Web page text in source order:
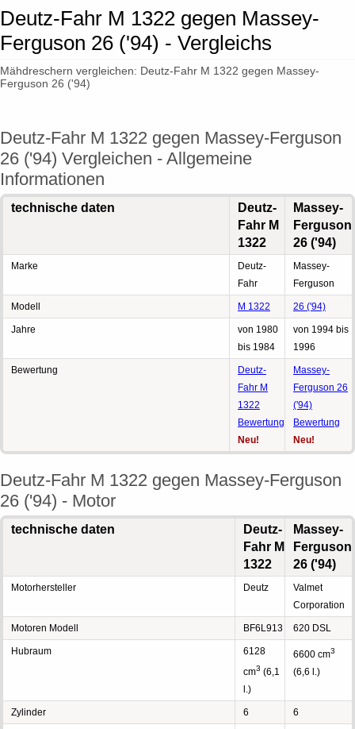
Deutz-Fahr M 1322 gegen Massey-
Ferguson 26 ('94) - Vergleichs
Mähdreschern vergleichen: Deutz-Fahr M 1322 gegen Massey-
Ferguson 26 ('94)
Deutz-Fahr M 1322 gegen Massey-Ferguson
26 ('94) Vergleichen - Allgemeine
Informationen
technische daten
Deutz-
Fahr M
1322
Massey-
Ferguson
26 ('94)
Marke
Deutz-
Fahr
Massey-
Ferguson
Modell M 1322 26 ('94)
Jahre
von 1980
bis 1984
von 1994 bis
1996
Bewertung
Deutz-
Fahr M
1322
Bewertung
Neu!
Massey-
Ferguson 26
('94)
Bewertung
Neu!
Deutz-Fahr M 1322 gegen Massey-Ferguson
26 ('94) - Motor
technische daten
Deutz-
Fahr M
1322
Massey-
Ferguson
26 ('94)
Motorhersteller Deutz
Valmet
Corporation
Motoren Modell BF6L913 620 DSL
Hubraum
6128
cm3 (6,1
l.)
6600 cm3
(6,6 l.)
Zylinder 6 6